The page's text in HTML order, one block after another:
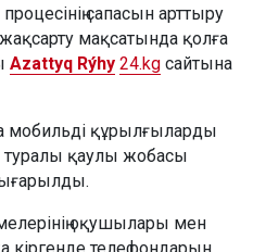
сапасын арттыру
мақсатында қолға
Azattyq Rýhy 24.kg сайтына
мобильді құрылғыларды
туралы қаулы жобасы
оқушылары мен